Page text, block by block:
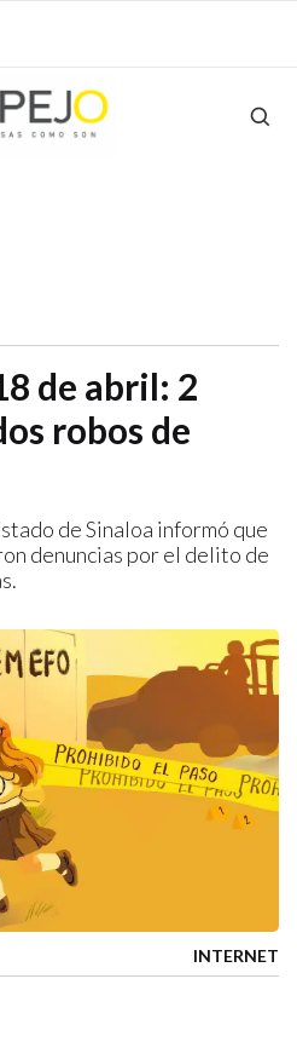
de abril: 2
robos de
de Sinaloa informó que
denuncias por el delito de
INTERNET